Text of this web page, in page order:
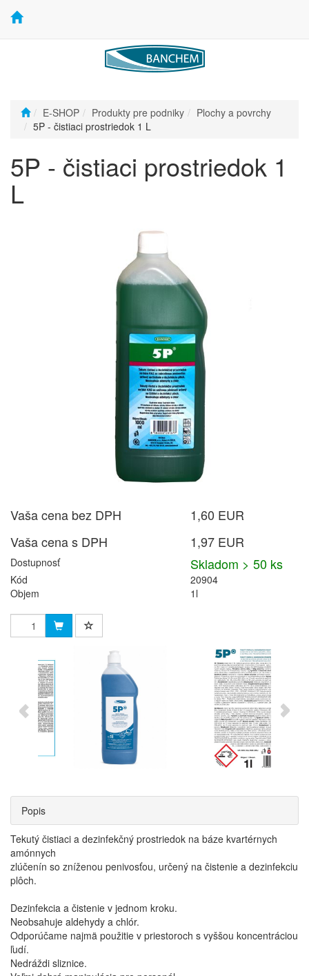
E-SHOP Produkty pre podniky
Plochy a povrchy
5P - čistiaci prostriedok 1 L
5P - čistiaci prostriedok 1
L
Vaša cena bez DPH
1,60 EUR
Vaša cena s DPH
1,97 EUR
Dostupnosť Skladom > 50 ks
Kód
20904
Objem
1l
Popis
Tekutý čistiaci a dezinfekčný prostriedok na báze kvartérnych
amónnych
zlúčenín so zníženou penivosťou, určený na čistenie a dezinfekciu
plôch.
Dezinfekcia a čistenie v jednom kroku.
Neobsahuje aldehydy a chlór.
Odporúčame najmä použitie v priestoroch s vyššou koncentráciou
ľudí.
Nedráždi sliznice.